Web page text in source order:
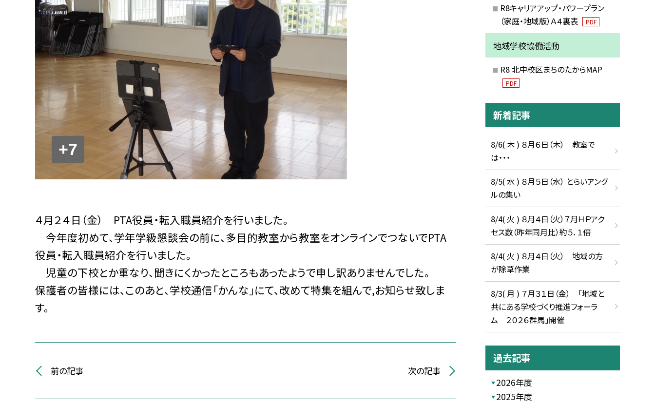
+7
４月２４日（金） PTA役員・転入職員紹介を行いました。
今年度初めて、学年学級懇談会の前に、多目的教室から教室をオンラインでつないでPTA
役員・転入職員紹介を行いました。
児童の下校とか重なり、聞きにくかったところもあったようで申し訳ありませんでした。
保護者の皆様には、このあと、学校通信「かんな」にて、改めて特集を組んで,お知らせ致しま
す。
前の記事 次の記事
R8キャリアアップ・パワープラン
（家庭・地域版）Ａ４裏表
PDF
地域学校協働活動
R8 北中校区まちのたからMAP
PDF
新着記事
8/6( 木 ) ８月６日（木） 教室で
は・・・
8/5( 水 ) ８月５日（水） とらいアング
ルの集い
8/4( 火 ) ８月４日（火）７月ＨＰアク
セス数（昨年同月比）約５．１倍
8/4( 火 ) ８月４日（火） 地域の方
が除草作業
8/3( 月 ) ７月３１日（金） 「地域と
共にある学校づくり推進フォーラ
ム ２０２６群馬」開催
過去記事
2026年度
2025年度